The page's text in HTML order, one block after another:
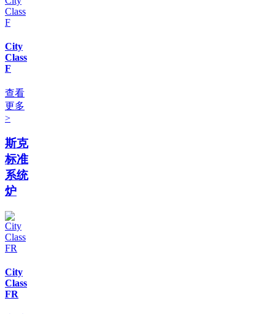
City
Class
F
查看
更多
>
斯克
标准
系统
炉
City
Class
FR